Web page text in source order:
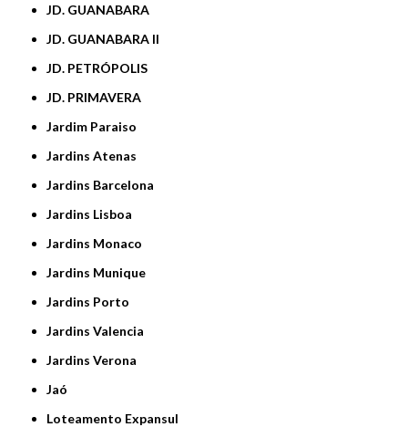
JD. GUANABARA
JD. GUANABARA II
JD. PETRÓPOLIS
JD. PRIMAVERA
Jardim Paraiso
Jardins Atenas
Jardins Barcelona
Jardins Lisboa
Jardins Monaco
Jardins Munique
Jardins Porto
Jardins Valencia
Jardins Verona
Jaó
Loteamento Expansul